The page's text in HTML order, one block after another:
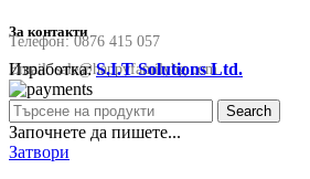
За контакти
Телефон:0876 415 057
Email:sale@happyfamilybg.com
Изработка:S.I.T Solutions Ltd.
Search
Започнете да пишете...
Затвори